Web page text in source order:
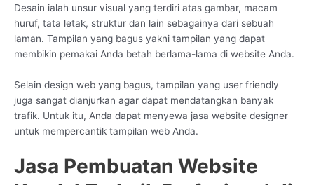
Desain ialah unsur visual yang terdiri atas gambar, macam
huruf, tata letak, struktur dan lain sebagainya dari sebuah
laman. Tampilan yang bagus yakni tampilan yang dapat
membikin pemakai Anda betah berlama-lama di website Anda.
Selain design web yang bagus, tampilan yang user friendly
juga sangat dianjurkan agar dapat mendatangkan banyak
trafik. Untuk itu, Anda dapat menyewa jasa website designer
untuk mempercantik tampilan web Anda.
Jasa Pembuatan Website